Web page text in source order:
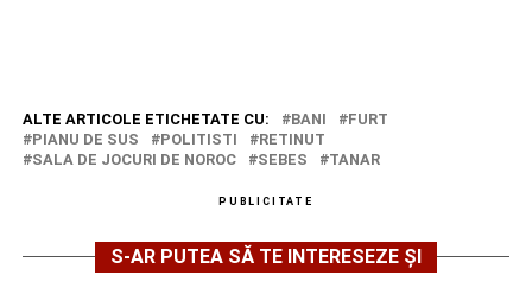
ALTE ARTICOLE ETICHETATE CU: BANI
FURT
PIANU DE SUS
POLITISTI
RETINUT
SALA DE JOCURI DE NOROC
SEBES TANAR
PUBLICITATE
S-AR PUTEA SĂ TE INTERESEZE ȘI